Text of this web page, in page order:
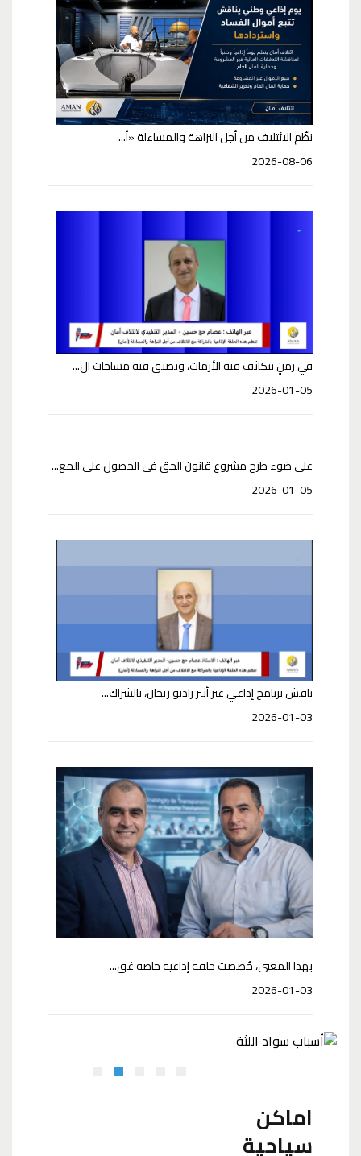
نظّم الائتلاف من أجل النزاهة والمساءلة «أ...
2026-08-06
في زمنٍ تتكاثف فيه الأزمات، وتضيق فيه مساحات ال...
2026-01-05
على ضوء طرح مشروع قانون الحق في الحصول على المع...
2026-01-05
ناقش برنامج إذاعي عبر أثير راديو ريحان، بالشراك...
2026-01-03
بهذا المعنى، خُصصت حلقة إذاعية خاصة عُق...
2026-01-03
اماكن
سياحية